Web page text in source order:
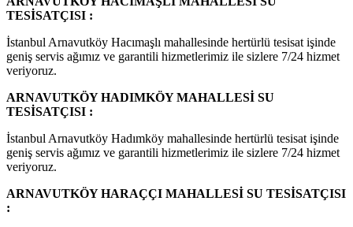
TESİSATÇISI :
İstanbul Arnavutköy Hacımaşlı mahallesinde hertürlü tesisat işinde
geniş servis ağımız ve garantili hizmetlerimiz ile sizlere 7/24 hizmet
veriyoruz.
ARNAVUTKÖY HADIMKÖY MAHALLESİ SU
TESİSATÇISI :
İstanbul Arnavutköy Hadımköy mahallesinde hertürlü tesisat işinde
geniş servis ağımız ve garantili hizmetlerimiz ile sizlere 7/24 hizmet
veriyoruz.
ARNAVUTKÖY HARAÇÇI MAHALLESİ SU TESİSATÇISI
: